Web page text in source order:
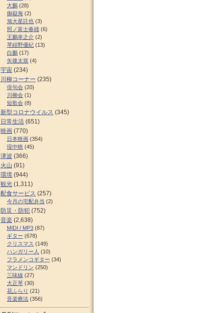
大鵬 (28)
御嶽海 (2)
旭大星託也 (3)
照ノ富士春雄 (6)
王鵬幸之介 (2)
琴紺野優紀 (13)
白鵬 (17)
矢後太規 (4)
宇宙 (234)
川柳コーナー (235)
俳句会 (20)
川柳会 (1)
短歌会 (8)
新型コロナウイルス (345)
日常生活 (651)
映画 (770)
日本映画 (354)
現中映 (45)
津波 (366)
火山 (91)
環境 (944)
観光 (1,311)
配食サービス (257)
今月の宅配弁当 (2)
防災・防犯 (752)
音楽 (2,638)
MIDI / MP3 (87)
ギター (678)
クリスマス (149)
ハンガリー人 (10)
フラメンコギター (34)
マンドリン (250)
三味線 (27)
大正琴 (30)
花ふらり (21)
音楽療法 (356)